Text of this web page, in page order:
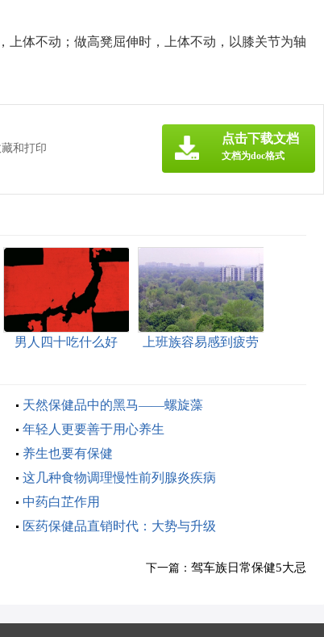
上体不动；做高凳屈伸时，上体不动，以膝关节为轴
和打印
点击下载文档
文档为doc格式
男人四十吃什么好
上班族容易感到疲劳
天然保健品中的黑马——螺旋藻
年轻人更要善于用心养生
养生也要有保健
这几种食物调理慢性前列腺炎疾病
中药白芷作用
医药保健品直销时代：大势与升级
下一篇： 驾车族日常保健5大忌